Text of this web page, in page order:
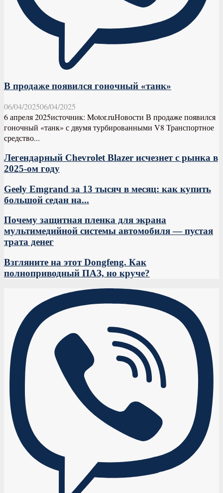
В продаже появился гоночный «танк»
06/04/202506/04/2025
6 апреля 2025источник: Motor.ruНовости В продаже появился
гоночный «танк» с двумя турбированными V8 Транспортное
средство...
Легендарный Chevrolet Blazer исчезнет с рынка в
2025-ом году
Geely Emgrand за 13 тысяч в месяц: как купить
большой седан на...
Почему защитная пленка для экрана
мультимедийной системы автомобиля — пустая
трата денег
Взгляните на этот Dongfeng. Как
полноприводный ПАЗ, но круче?